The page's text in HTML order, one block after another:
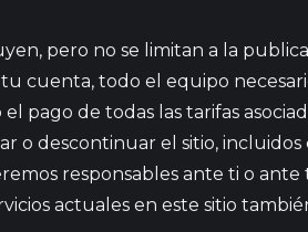
pero no se limitan a la
cuenta, todo el equipo
de todas las tarifas
o descontinuar el sitio,
responsables ante ti o
actuales en este sitio